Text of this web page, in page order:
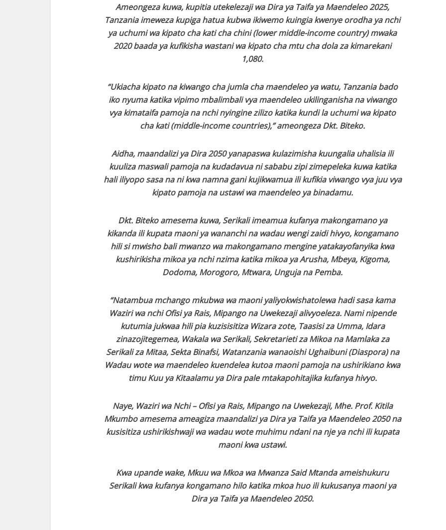
Ameongeza kuwa, kupitia utekelezaji wa Dira ya Taifa ya Maendeleo 2025,
Tanzania imeweza kupiga hatua kubwa ikiwemo kuingia kwenye orodha ya nchi
ya uchumi wa kipato cha kati cha chini (lower middle-income country) mwaka
2020 baada ya kufikisha wastani wa kipato cha mtu cha dola za kimarekani
1,080.
“Ukiacha kipato na kiwango cha jumla cha maendeleo ya watu, Tanzania bado
iko nyuma katika vipimo mbalimbali vya maendeleo ukilinganisha na viwango
vya kimataifa pamoja na nchi nyingine zilizo katika kundi la uchumi wa kipato
cha kati (middle-income countries),” ameongeza Dkt. Biteko.
Aidha, maandalizi ya Dira 2050 yanapaswa kulazimisha kuungalia uhalisia ili
kuuliza maswali pamoja na kudadavua ni sababu zipi zimepeleka kuwa katika
hali iliyopo sasa na ni kwa namna gani kujikwamua ili kufikia viwango vya juu vya
kipato pamoja na ustawi wa maendeleo ya binadamu.
Dkt. Biteko amesema kuwa, Serikali imeamua kufanya makongamano ya
kikanda ili kupata maoni ya wananchi na wadau wengi zaidi hivyo, kongamano
hili si mwisho bali mwanzo wa makongamano mengine yatakayofanyika kwa
kushirikisha mikoa ya nchi nzima katika mikoa ya Arusha, Mbeya, Kigoma,
Dodoma, Morogoro, Mtwara, Unguja na Pemba.
“Natambua mchango mkubwa wa maoni yaliyokwishatolewa hadi sasa kama
Waziri wa nchi Ofisi ya Rais, Mipango na Uwekezaji alivyoeleza. Nami nipende
kutumia jukwaa hili pia kuzisisitiza Wizara zote, Taasisi za Umma, Idara
zinazojitegemea, Wakala wa Serikali, Sekretarieti za Mikoa na Mamlaka za
Serikali za Mitaa, Sekta Binafsi, Watanzania wanaoishi Ughaibuni (Diaspora) na
Wadau wote wa maendeleo kuendelea kutoa maoni pamoja na ushirikiano kwa
timu Kuu ya Kitaalamu ya Dira pale mtakapohitajika kufanya hivyo.
Naye, Waziri wa Nchi – Ofisi ya Rais, Mipango na Uwekezaji, Mhe. Prof. Kitila
Mkumbo amesema ameagiza maandalizi ya Dira ya Taifa ya Maendeleo 2050 na
kusisitiza ushirikishwaji wa wadau wote muhimu ndani na nje ya nchi ili kupata
maoni kwa ustawi.
Kwa upande wake, Mkuu wa Mkoa wa Mwanza Said Mtanda ameishukuru
Serikali kwa kufanya kongamano hilo katika mkoa huo ili kukusanya maoni ya
Dira ya Taifa ya Maendeleo 2050.